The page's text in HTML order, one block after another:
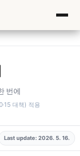
번에
대책) 적용
Last update: 2026. 5. 16.